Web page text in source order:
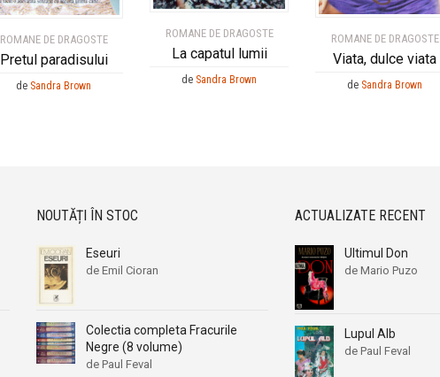
ROMANE DE DRAGOSTE
Pretul paradisului
de Sandra Brown
ROMANE DE DRAGOSTE
La capatul lumii
de Sandra Brown
ROMANE DE DRAGOSTE
Viata, dulce viata
de Sandra Brown
NOUTĂȚI ÎN STOC
Eseuri
de Emil Cioran
Colectia completa Fracurile
Negre (8 volume)
de Paul Feval
ACTUALIZATE RECENT
Ultimul Don
de Mario Puzo
Lupul Alb
de Paul Feval